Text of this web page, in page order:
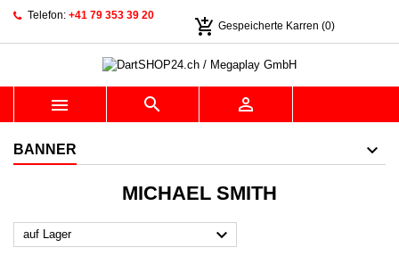
Telefon: +41 79 353 39 20
add_shopping_cart Gespeicherte Karren (0)
  
BANNER
MICHAEL SMITH
auf Lager 